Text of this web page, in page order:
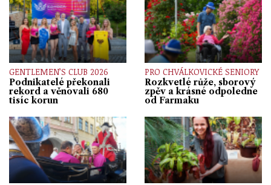
GENTLEMEN’S CLUB 2026
Podnikatelé překonali
rekord a věnovali 680
tisíc korun
PRO CHVÁLKOVICKÉ SENIORY
Rozkvetlé růže, sborový
zpěv a krásné odpoledne
od Farmaku